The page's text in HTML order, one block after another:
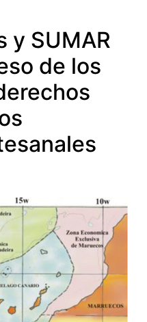
y SUMAR
de los